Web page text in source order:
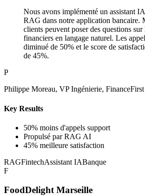
Nous avons implémenté un assistant
RAG dans notre application bancaire.
clients peuvent poser des questions
financiers en langage naturel. Les
diminué de 50% et le score de
de 45%.
P
Philippe Moreau, VP Ingénierie, FinanceFirst
Key Results
50% moins d'appels support
Propulsé par RAG AI
45% meilleure satisfaction
RAGFintechAssistant IABanque
F
FoodDelight Marseille